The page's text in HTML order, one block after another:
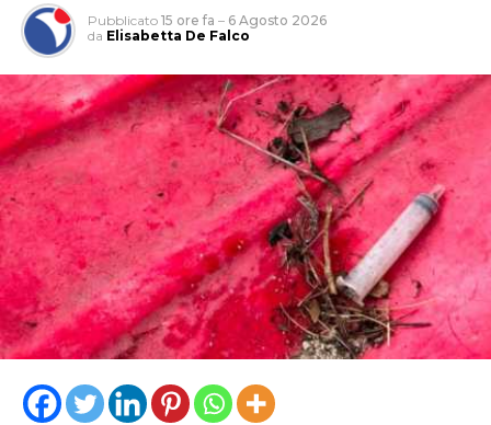
ELICOTTERO
AIB VIGILI
DEL FUOCO
INCENDIO
CASILINA
SUD
PROTEZIONE
CIVILE
PASSO
GENOVESE
INCENDIO
CASILINA
SUD
Pubblicato 15 ore fa – 6 Agosto 2026
da Elisabetta De Falco